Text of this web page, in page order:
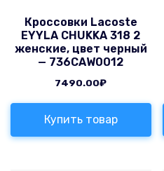
Кроссовки Lacoste
EYYLA CHUKKA 318 2
женские, цвет черный
— 736CAW0012
7490.00₽
Купить товар